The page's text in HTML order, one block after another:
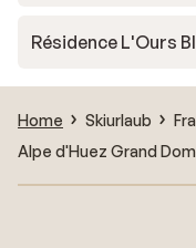
Résidence L'Ours
Home Skiurlaub
Alpe d'Huez Grand